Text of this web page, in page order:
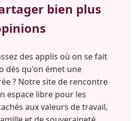
bien plus
des applis où on se fait
dès qu'on émet une
? Notre site de rencontre
espace libre pour les
aux valeurs de travail,